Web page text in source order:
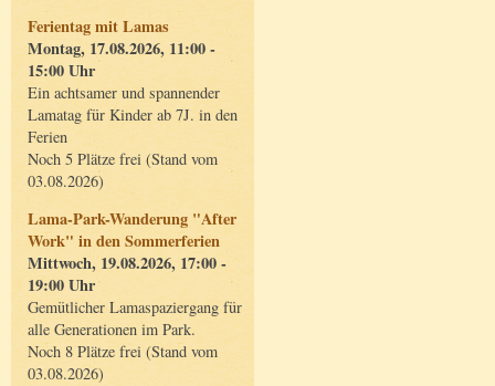
Ferientag mit Lamas
Montag, 17.08.2026, 11:00 -
15:00 Uhr
Ein achtsamer und spannender
Lamatag für Kinder ab 7J. in den
Ferien
Noch 5 Plätze frei (Stand vom
03.08.2026)
Lama-Park-Wanderung "After
Work" in den Sommerferien
Mittwoch, 19.08.2026, 17:00 -
19:00 Uhr
Gemütlicher Lamaspaziergang für
alle Generationen im Park.
Noch 8 Plätze frei (Stand vom
03.08.2026)